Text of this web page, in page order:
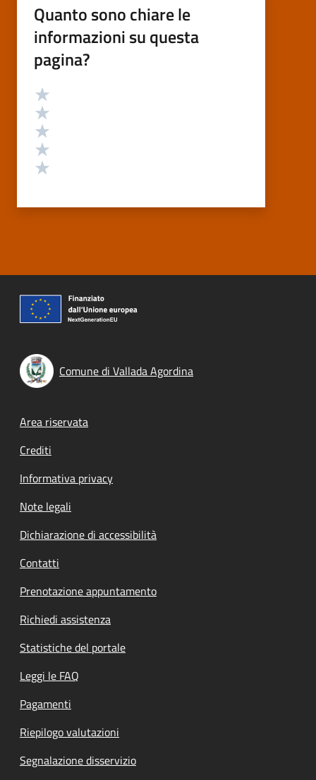
Quanto sono chiare le
informazioni su questa
pagina?
Valutazione
Comune di Vallada Agordina
Footer menu
Area riservata
Crediti
Informativa privacy
Note legali
Dichiarazione di accessibilità
Contatti
Prenotazione appuntamento
Richiedi assistenza
Statistiche del portale
Leggi le FAQ
Pagamenti
Riepilogo valutazioni
Segnalazione disservizio